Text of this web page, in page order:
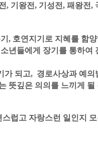
, 기왕전, 기성전, 패왕전,
, 호연지기로 지혜를 함
년들에게 장기를 통하여
가 되고, 경로사상과 예의
뜻깊은 의의를 느끼게 될
럽고 자랑스런 일인지